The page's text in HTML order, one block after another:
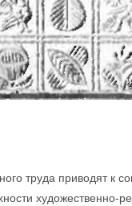
труда приводят к
художественно-